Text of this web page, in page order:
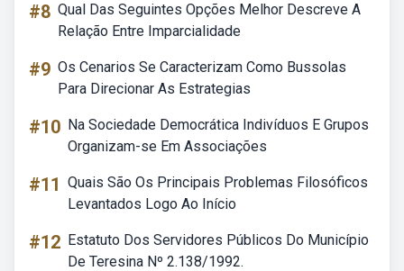
#8 Qual Das Seguintes Opções Melhor Descreve A
Relação Entre Imparcialidade
#9 Os Cenarios Se Caracterizam Como Bussolas
Para Direcionar As Estrategias
#10 Na Sociedade Democrática Indivíduos E Grupos
Organizam-se Em Associações
#11 Quais São Os Principais Problemas Filosóficos
Levantados Logo Ao Início
#12 Estatuto Dos Servidores Públicos Do Município
De Teresina Nº 2.138/1992.